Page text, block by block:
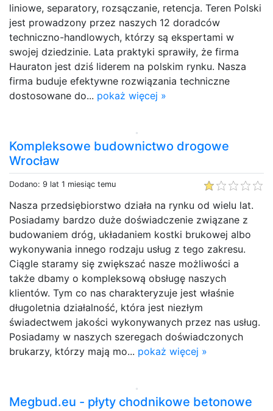
liniowe, separatory, rozsączanie, retencja. Teren Polski
jest prowadzony przez naszych 12 doradców
techniczno-handlowych, którzy są ekspertami w
swojej dziedzinie. Lata praktyki sprawiły, że firma
Hauraton jest dziś liderem na polskim rynku. Nasza
firma buduje efektywne rozwiązania techniczne
dostosowane do... pokaż więcej »
Kompleksowe budownictwo drogowe
Wrocław
Dodano: 9 lat 1 miesiąc temu
Nasza przedsiębiorstwo działa na rynku od wielu lat.
Posiadamy bardzo duże doświadczenie związane z
budowaniem dróg, układaniem kostki brukowej albo
wykonywania innego rodzaju usług z tego zakresu.
Ciągle staramy się zwiększać nasze możliwości a
także dbamy o kompleksową obsługę naszych
klientów. Tym co nas charakteryzuje jest właśnie
długoletnia działalność, która jest niezłym
świadectwem jakości wykonywanych przez nas usług.
Posiadamy w naszych szeregach doświadczonych
brukarzy, którzy mają mo... pokaż więcej »
Megbud.eu - płyty chodnikowe betonowe